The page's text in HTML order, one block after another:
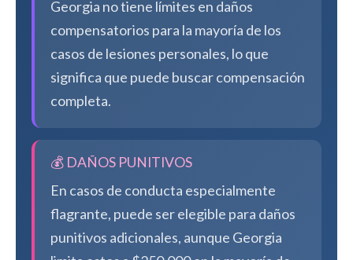
Georgia no tiene límites en daños
compensatorios para la mayoría de los
casos de lesiones personales, lo que
significa que puede buscar compensación
completa.
💰 DAÑOS PUNITIVOS
En casos de conducta especialmente
flagrante, puede ser elegible para daños
punitivos adicionales, aunque Georgia